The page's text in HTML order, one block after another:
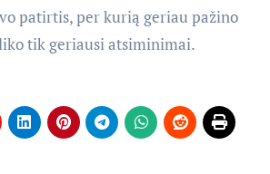
patirtis, per kurią geriau pažino
tik geriausi atsiminimai.